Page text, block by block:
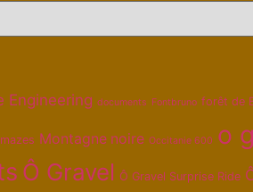
Engineering documents Fontbruno forêt de
Montagne noire Occitanie 600 o
Ô Gravel Ô Gravel Surprise Ride